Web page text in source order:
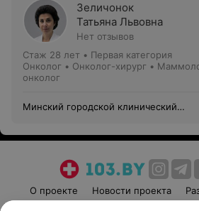
Зеличонок
Татьяна Львовна
Нет отзывов
Стаж 28 лет • Первая категория
Онколог • Онколог-хирург •
онколог
Минский городской клинический
О проекте Новости проекта